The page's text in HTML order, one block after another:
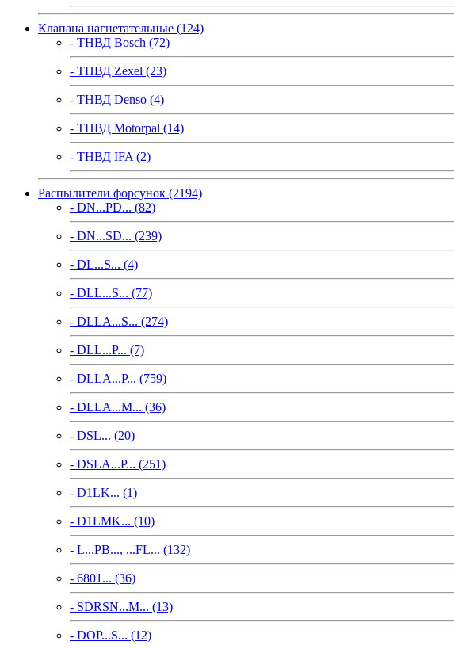
Клапана нагнетательные (124)
- ТНВД Bosch (72)
- ТНВД Zexel (23)
- ТНВД Denso (4)
- ТНВД Motorpal (14)
- ТНВД IFA (2)
Распылители форсунок (2194)
- DN...PD... (82)
- DN...SD... (239)
- DL...S... (4)
- DLL...S... (77)
- DLLA...S... (274)
- DLL...P... (7)
- DLLA...P... (759)
- DLLA...M... (36)
- DSL... (20)
- DSLA...P... (251)
- D1LK... (1)
- D1LMK... (10)
- L...PB..., ...FL... (132)
- 6801... (36)
- SDRSN...M... (13)
- DOP...S... (12)